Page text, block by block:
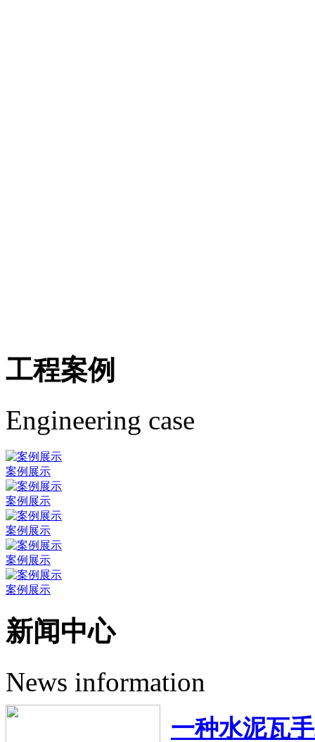
工程案例
Engineering case
案例展示
案例展示
案例展示
案例展示
案例展示
新闻中心
News information
一种水泥瓦